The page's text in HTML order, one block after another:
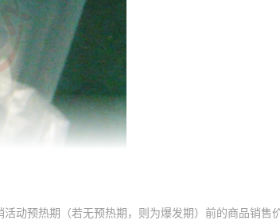
动预热期（若无预热期，则为爆发期）前的商品销售